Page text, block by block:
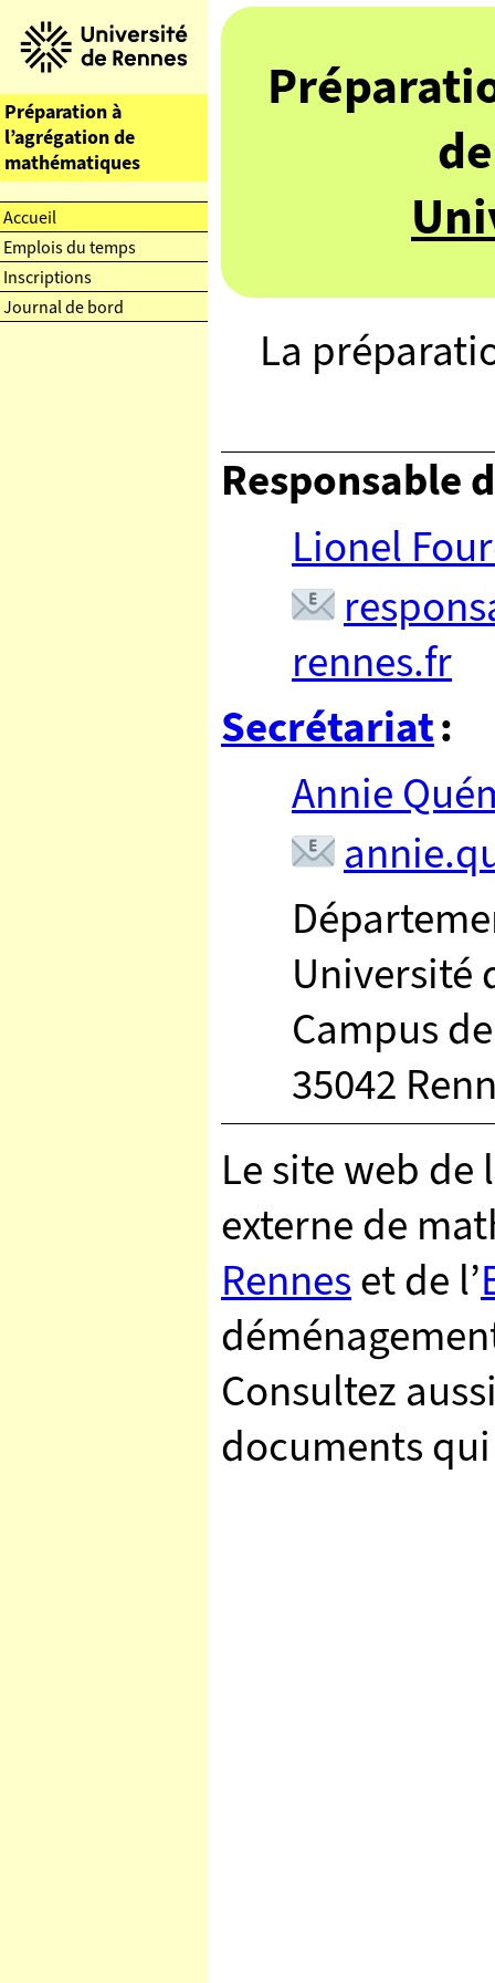
La
Responsable
Lionel
📧
rennes.fr
Secrétariat:
Annie
📧
Université
Campus
35042
Le site web
externe de
Renneset de l’
Consultez
documents qui